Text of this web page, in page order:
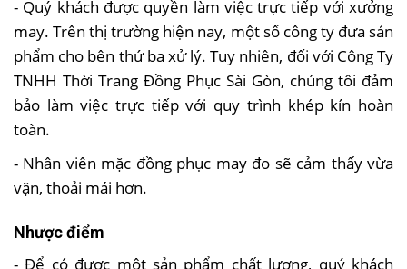
- Quý khách được quyền làm việc trực tiếp với xưởng
may. Trên thị trường hiện nay, một số công ty đưa sản
phẩm cho bên thứ ba xử lý. Tuy nhiên, đối với Công Ty
TNHH Thời Trang Đồng Phục Sài Gòn, chúng tôi đảm
bảo làm việc trực tiếp với quy trình khép kín hoàn
toàn.
- Nhân viên mặc đồng phục may đo sẽ cảm thấy vừa
vặn, thoải mái hơn.
Nhược điểm
- Để có được một sản phẩm chất lượng, quý khách